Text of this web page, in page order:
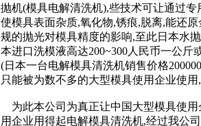
抛机(模具电解清洗机),些技术可让通过
使模具表面杂质,氧化物,锈痕,脱离,能还
规的抛光对模具精度的影响,至此日本水
本进口洗模液高达200~300人民币一公
(日本一台电解模具清洗机销售价格
只能被为数不多的大型模具使用企业使
为此本公司为真正让中国大型模具使
用企业用得起电解模具清洗机,经过我公